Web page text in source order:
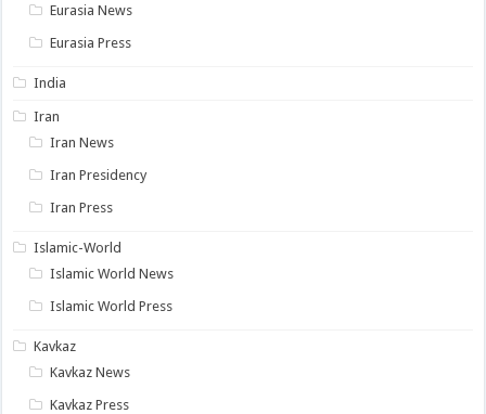
Eurasia News
Eurasia Press
India
Iran
Iran News
Iran Presidency
Iran Press
Islamic-World
Islamic World News
Islamic World Press
Kavkaz
Kavkaz News
Kavkaz Press